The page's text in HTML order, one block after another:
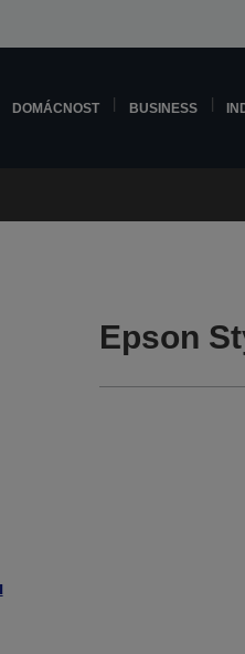
DOMÁCNOST BUSINESS
Epson